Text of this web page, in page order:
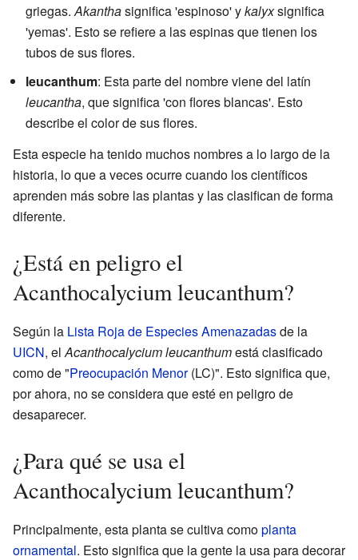
griegas. Akanthasignifica 'espinoso' ykalyxsignifica
'yemas'. Esto se refiere a las espinas que tienen los
tubos de sus flores.
leucanthum: Esta parte del nombre viene del latín
leucantha, que significa 'con flores blancas'. Esto
describe el color de sus flores.
Esta especie ha tenido muchos nombres a lo largo de la
historia, lo que a veces ocurre cuando los científicos
aprenden más sobre las plantas y las clasifican de forma
diferente.
¿Está en peligro el
Acanthocalycium leucanthum?
Según la Lista Roja de Especies Amenazadasde la
UICN, el Acanthocalycium leucanthumestá clasificado
como de "Preocupación Menor(LC)". Esto significa que,
por ahora, no se considera que esté en peligro de
desaparecer.
¿Para qué se usa el
Acanthocalycium leucanthum?
Principalmente, esta planta se cultiva comoplanta
ornamental. Esto significa que la gente la usa para decorar